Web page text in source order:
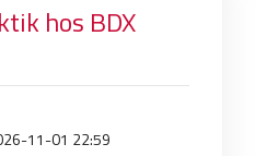
hos BDX
11-01 22:59